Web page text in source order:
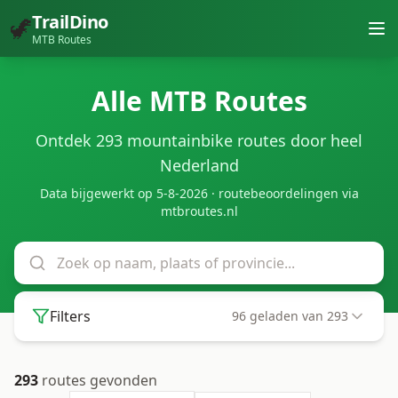
🦖TrailDino
MTB Routes
Alle MTB Routes
Ontdek 293 mountainbike routes door heel
Nederland
Data bijgewerkt op 5-8-2026· routebeoordelingen via
mtbroutes.nl
Filters 96 geladen van 293
293 routes gevonden